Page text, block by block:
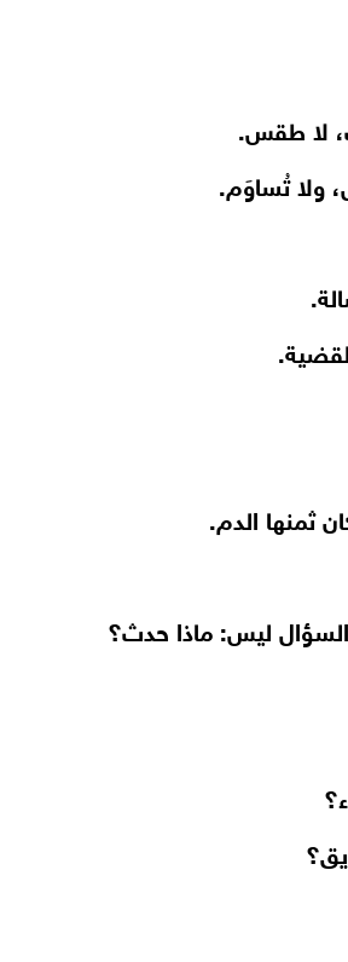
لا طقس.
ولا تُساوَم.
ثمنها الدم.
السؤال ليس: ماذا حدث؟